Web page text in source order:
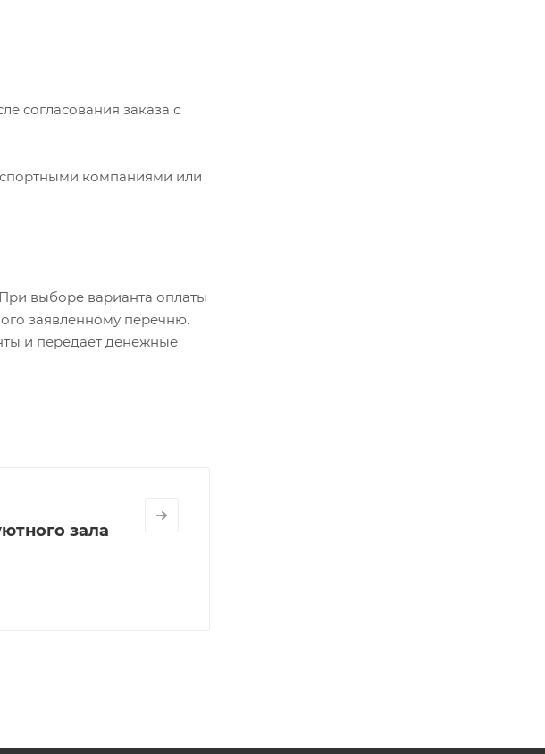
согласования заказа с
компаниями или
выборе варианта оплаты
заявленному перечню.
и передает денежные
зала